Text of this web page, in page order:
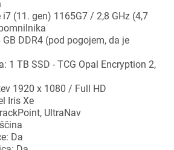
i7 (11. gen) 1165G7 / 2,8 GHz (4,7
DDR4 (pod pogojem, da je
1 TB SSD - TCG Opal Encryption 2,
1920 x 1080 / Full HD
Iris Xe
UltraNav
Da